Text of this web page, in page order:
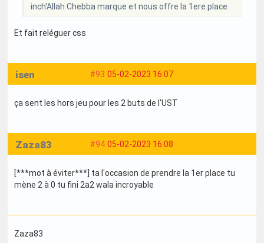
inch'Allah Chebba marque et nous offre la 1ere place
Et fait reléguer css
#93 05-02-2023 16:07
isen
ça sent les hors jeu pour les 2 buts de l'UST
#94 05-02-2023 16:08
Zaza83
[***mot à éviter***] ta l'occasion de prendre la 1er place tu
mène 2 à 0 tu fini 2a2 wala incroyable
Zaza83